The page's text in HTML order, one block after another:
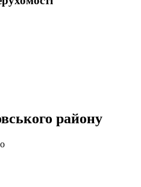
району